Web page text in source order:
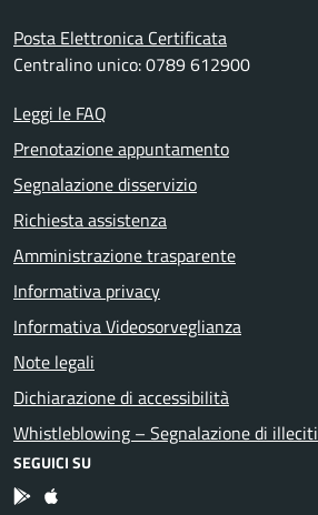
Posta Elettronica Certificata
Centralino unico: 0789 612900
Leggi le FAQ
Prenotazione appuntamento
Segnalazione disservizio
Richiesta assistenza
Amministrazione trasparente
Informativa privacy
Informativa Videosorveglianza
Note legali
Dichiarazione di accessibilità
Whistleblowing – Segnalazione di illeciti
SEGUICI SU
App Android
App IOS